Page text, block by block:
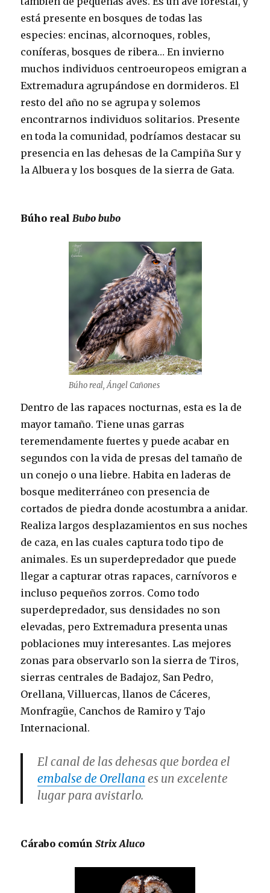
está presente en bosques de todas las
especies: encinas, alcornoques, robles,
coníferas, bosques de ribera… En invierno
muchos individuos centroeuropeos emigran a
Extremadura agrupándose en dormideros. El
resto del año no se agrupa y solemos
encontrarnos individuos solitarios. Presente
en toda la comunidad, podríamos destacar su
presencia en las dehesas de la Campiña Sur y
la Albuera y los bosques de la sierra de Gata.
Búho real Bubo bubo
Búho real, Ángel Cañones
Dentro de las rapaces nocturnas, esta es la de
mayor tamaño. Tiene unas garras
teremendamente fuertes y puede acabar en
segundos con la vida de presas del tamaño de
un conejo o una liebre. Habita en laderas de
bosque mediterráneo con presencia de
cortados de piedra donde acostumbra a anidar.
Realiza largos desplazamientos en sus noches
de caza, en las cuales captura todo tipo de
animales. Es un superdepredador que puede
llegar a capturar otras rapaces, carnívoros e
incluso pequeños zorros. Como todo
superdepredador, sus densidades no son
elevadas, pero Extremadura presenta unas
poblaciones muy interesantes. Las mejores
zonas para observarlo son la sierra de Tiros,
sierras centrales de Badajoz, San Pedro,
Orellana, Villuercas, llanos de Cáceres,
Monfragüe, Canchos de Ramiro y Tajo
Internacional.
El canal de las dehesas que bordea el
embalse de Orellana es un excelente
lugar para avistarlo.
Cárabo comúnStrix Aluco